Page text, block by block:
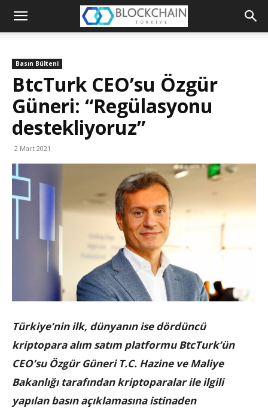
Blockchain
Basın Bülteni
BtcTurk CEO’su Özgür
Güneri: “Regülasyonu
destekliyoruz”
2 Mart 2021
Türkiye’nin ilk, dünyanın ise dördüncü
kriptopara alım satım platformu BtcTurk’ün
CEO’su Özgür Güneri T.C. Hazine ve Maliye
Bakanlığı tarafından kriptoparalar ile ilgili
yapılan basın açıklamasına istinaden